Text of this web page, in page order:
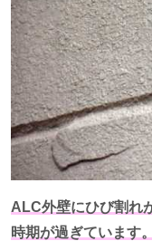
ALC外壁にひび割れ
時期が過ぎています。